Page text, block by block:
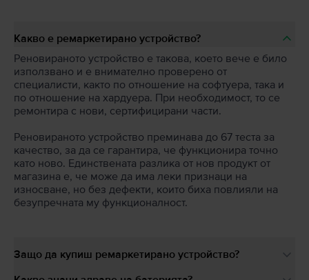
Какво е ремаркетирано устройство?
Реновираното устройство е такова, което вече е било
използвано и е внимателно проверено от
специалисти, както по отношение на софтуера, така и
по отношение на хардуера. При необходимост, то се
ремонтира с нови, сертифицирани части.
Реновираното устройство преминава до 67 теста за
качество, за да се гарантира, че функционира точно
като ново. Единствената разлика от нов продукт от
магазина е, че може да има леки признаци на
износване, но без дефекти, които биха повлияли на
безупречната му функционалност.
Защо да купиш ремаркетирано устройство?